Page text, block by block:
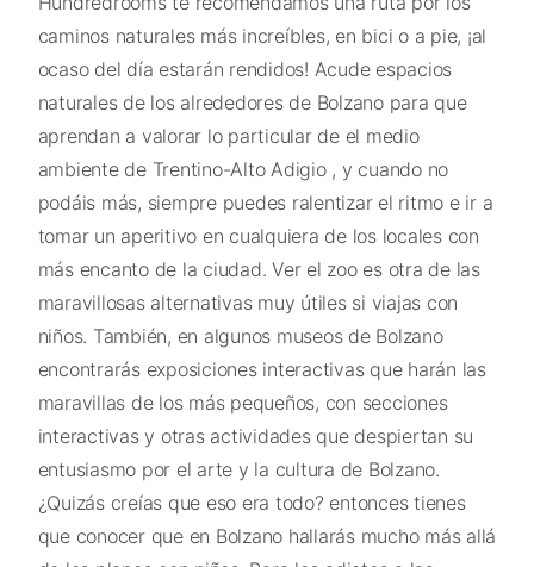
caminos naturales más increíbles, en bici o a pie, ¡al
ocaso del día estarán rendidos! Acude espacios
naturales de los alrededores de Bolzano para que
aprendan a valorar lo particular de el medio
ambiente de Trentino-Alto Adigio , y cuando no
podáis más, siempre puedes ralentizar el ritmo e ir a
tomar un aperitivo en cualquiera de los locales con
más encanto de la ciudad. Ver el zoo es otra de las
maravillosas alternativas muy útiles si viajas con
niños. También, en algunos museos de Bolzano
encontrarás exposiciones interactivas que harán las
maravillas de los más pequeños, con secciones
interactivas y otras actividades que despiertan su
entusiasmo por el arte y la cultura de Bolzano.
¿Quizás creías que eso era todo? entonces tienes
que conocer que en Bolzano hallarás mucho más allá